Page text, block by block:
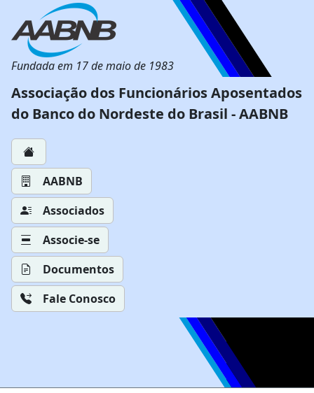
Fundada em 17 de maio de 1983
Associação dos Funcionários Aposentados
do Banco do Nordeste do Brasil - AABNB
AABNB
Associados
Associe-se
Documentos
Fale Conosco